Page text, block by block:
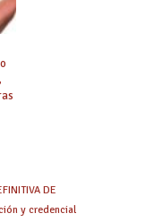
DE
y credencial